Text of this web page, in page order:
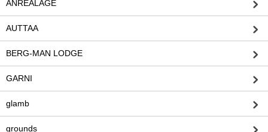
ANREALAGE
AUTTAA
BERG-MAN LODGE
GARNI
glamb
grounds